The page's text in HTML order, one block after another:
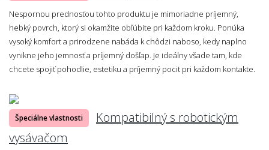
Nespornou prednosťou tohto produktu je mimoriadne príjemný,
hebký povrch, ktorý si okamžite obľúbite pri každom kroku. Ponúka
vysoký komfort a prirodzene nabáda k chôdzi naboso, kedy naplno
vynikne jeho jemnosť a príjemný došľap. Je ideálny všade tam, kde
chcete spojiť pohodlie, estetiku a príjemný pocit pri každom kontakte.
Špeciálne vlastnosti
Kompatibilný s robotickým
vysávačom